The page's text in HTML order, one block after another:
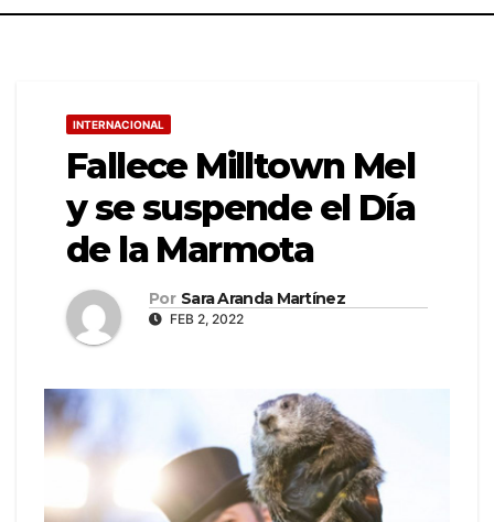
INTERNACIONAL
Fallece Milltown Mel
y se suspende el Día
de la Marmota
Por Sara Aranda Martínez
FEB 2, 2022